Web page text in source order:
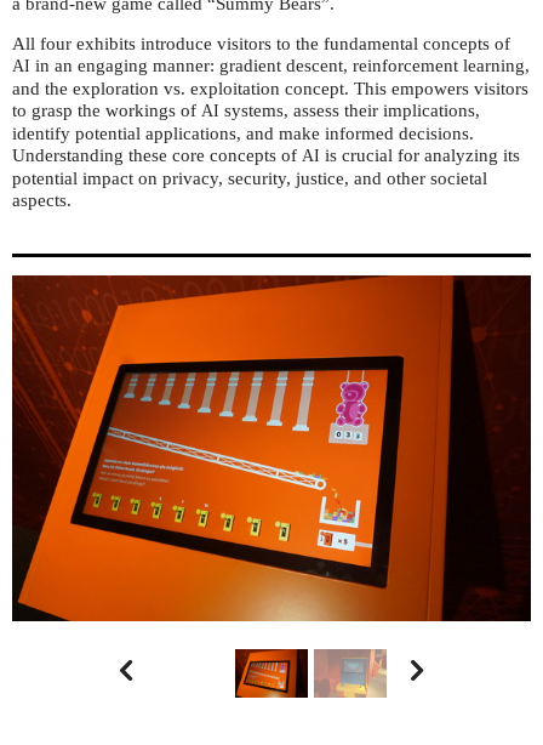
All four exhibits introduce visitors to the fundamental concepts of
AI in an engaging manner: gradient descent, reinforcement learning,
and the exploration vs. exploitation concept. This empowers visitors
to grasp the workings of AI systems, assess their implications,
identify potential applications, and make informed decisions.
Understanding these core concepts of AI is crucial for analyzing its
potential impact on privacy, security, justice, and other societal
aspects.
 